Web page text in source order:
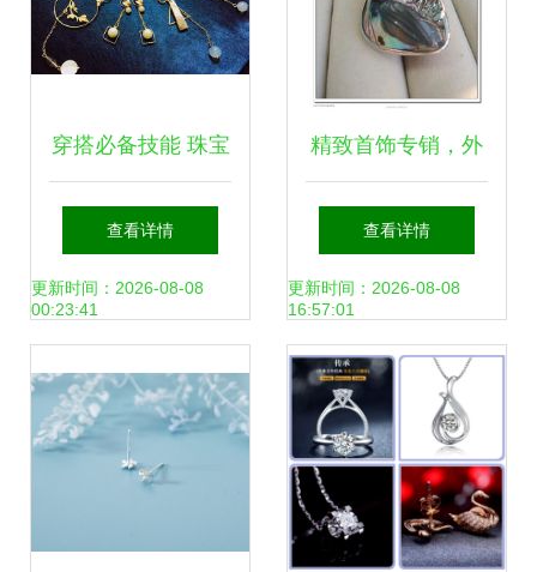
穿搭必备技能 珠宝
首饰的四个搭配法
则
查看详情
更新时间：2026-08-08
00:23:41
精致首饰专销，外
贸好物等你挑
查看详情
更新时间：2026-08-08
16:57:01